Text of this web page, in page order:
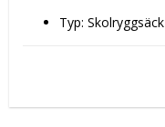
Typ: Skolryggsäck
Egenskaper: